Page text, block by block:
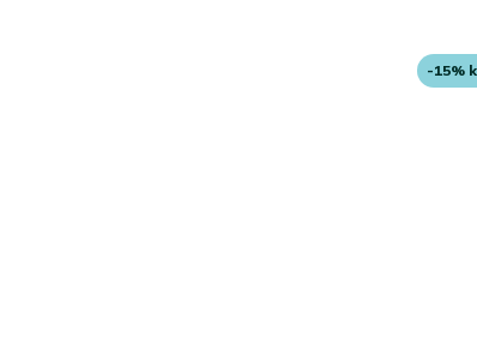
-15%